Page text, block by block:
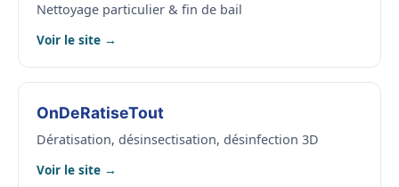
Nettoyage particulier & fin de bail
Voir le site →
OnDeRatiseTout
Dératisation, désinsectisation, désinfection 3D
Voir le site →